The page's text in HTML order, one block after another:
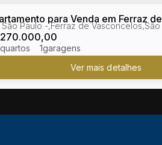
para Venda em Ferraz
no bairro Vila São Paulo
São Paulo ,Ferraz de Vasconcelos,São
1